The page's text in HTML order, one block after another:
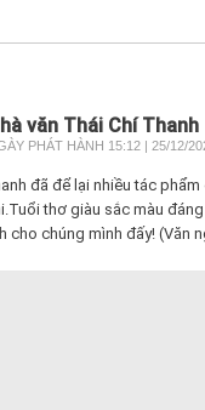
văn Thái Chí
PHÁT HÀNH 15:12 | 25/12/
đã để lại nhiều tác
thơ giàu sắc màu
chúng mình đấy! (Văn